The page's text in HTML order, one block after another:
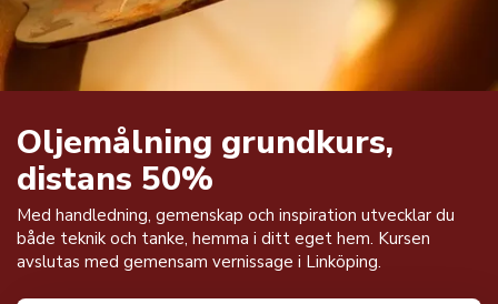
Oljemålning grundkurs,
distans 50%
Med handledning, gemenskap och inspiration utvecklar du
både teknik och tanke, hemma i ditt eget hem. Kursen
avslutas med gemensam vernissage i Linköping.